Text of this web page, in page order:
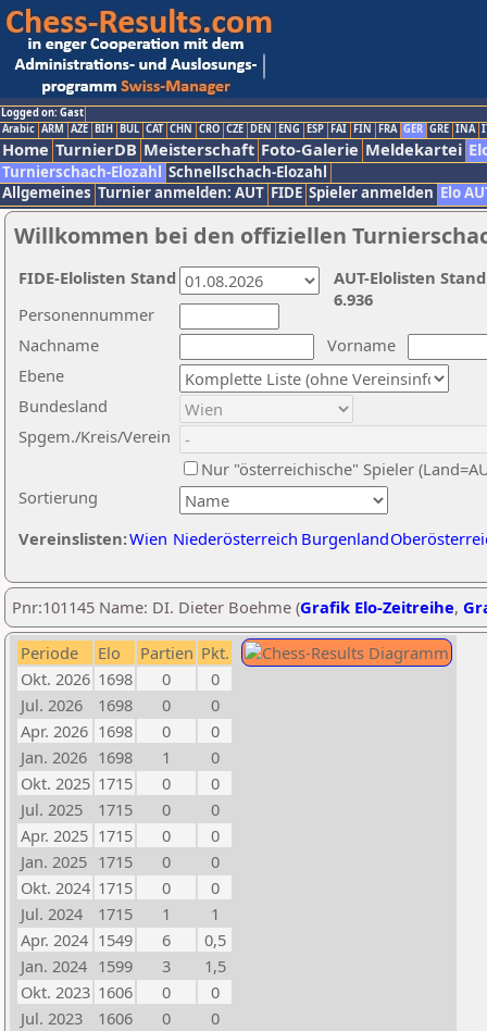
Logged on: Gast
Arabic ARM AZE BIH BUL CAT CHN CRO CZE DEN ENG ESP FAI FIN FRA GER GRE INA
Home TurnierDB Meisterschaft Foto-Galerie Meldekartei
Turnierschach-Elozahl Schnellschach-Elozahl
Allgemeines Turnier anmelden: AUT FIDE Spieler anmelden Elo
Willkommen bei den offiziellen
Nachname
Vorname
Ebene
Sortierung
Personennummer
Bundesland
Spgem./Kreis/Verein
Nur "österreichische" Spieler
Vereinslisten:Wien Niederösterreich Burgenland
AUT-Elolisten
6.936
FIDE-Elolisten Stand
Pnr:101145 Name: DI. Dieter Boehme (Grafik Elo-Zeitreihe,
Periode Elo Partien Pkt.
Okt. 2026 1698 0
0
Jul. 2026
1698 0
0
Apr. 2026 1698 0
0
Jan. 2026 1698 1
0
Okt. 2025 1715 0
0
Jul. 2025
1715 0
0
Apr. 2025 1715 0
0
Jan. 2025 1715 0
0
Okt. 2024 1715 0
0
Jul. 2024
1715 1
1
Apr. 2024 1549 6
0,5
Jan. 2024 1599 3
1,5
Okt. 2023 1606 0
0
Jul. 2023
1606 0
0